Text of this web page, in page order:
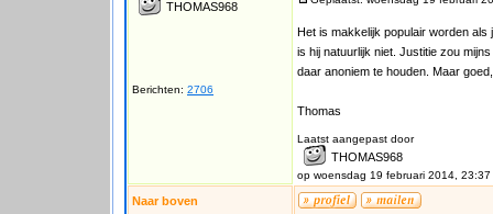
THOMAS968
Berichten: 2706
Het is makkelijk populair worden
is hij natuurlijk niet. Justitie zou
daar anoniem te houden. Maar
Thomas
Laatst aangepast door
THOMAS968
op woensdag 19 februari 2014, 23:37
Naar boven